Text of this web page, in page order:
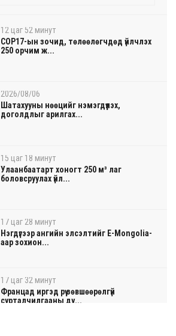
12 цаг 52 минут
COP17-ын зочид, төлөөлөгчдөд үйлчлэх
250 орчим ж...
2026/08/06
Шатахууны нөөцийг нэмэгдүүлэх,
доголдлыг арилгах...
15 цаг 18 минут
Улаанбаатарт хоногт 250 м³ лаг
боловсруулах үйл...
17 цаг 28 минут
Нэгдүгээр ангийн элсэлтийг E-Mongolia-
аар зохион...
17 цаг 32 минут
Францад иргэд рүү зөвшөөрөлгүй
сурталчилгааны ду...